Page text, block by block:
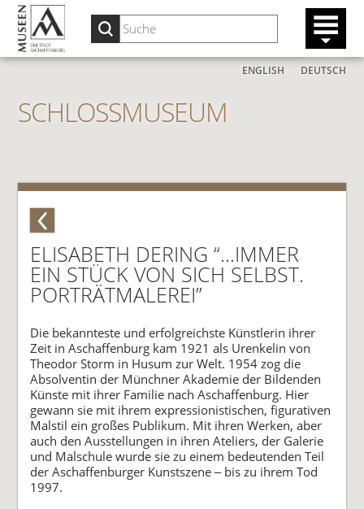
SCHLOSSMUSEUM
DEUTSCH
ENGLISH
ELISABETH DERING “…IMMER
EIN STÜCK VON SICH SELBST.
PORTRÄTMALEREI”
Die bekannteste und erfolgreichste Künstlerin ihrer
Zeit in Aschaffenburg kam 1921 als Urenkelin von
Theodor Storm in Husum zur Welt. 1954 zog die
Absolventin der Münchner Akademie der Bildenden
Künste mit ihrer Familie nach Aschaffenburg. Hier
gewann sie mit ihrem expressionistischen, figurativen
Malstil ein großes Publikum. Mit ihren Werken, aber
auch den Ausstellungen in ihren Ateliers, der Galerie
und Malschule wurde sie zu einem bedeutenden Teil
der Aschaffenburger Kunstszene ‒ bis zu ihrem Tod
1997.